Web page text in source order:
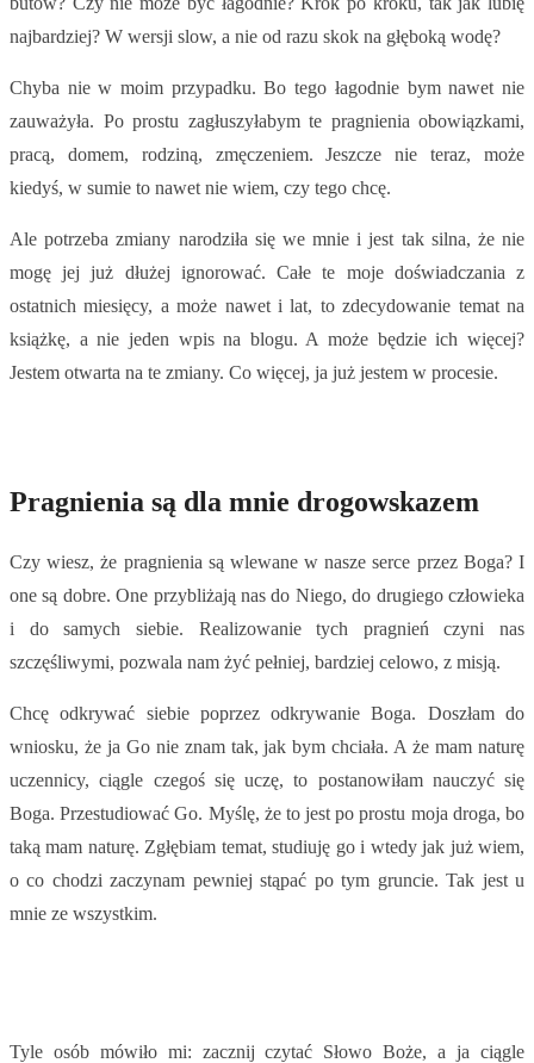
najbardziej? W wersji slow, a nie od razu skok na głęboką wodę?
Chyba nie w moim przypadku. Bo tego łagodnie bym nawet nie
zauważyła. Po prostu zagłuszyłabym te pragnienia obowiązkami,
pracą, domem, rodziną, zmęczeniem. Jeszcze nie teraz, może
kiedyś, w sumie to nawet nie wiem, czy tego chcę.
Ale potrzeba zmiany narodziła się we mnie i jest tak silna, że nie
mogę jej już dłużej ignorować. Całe te moje doświadczania z
ostatnich miesięcy, a może nawet i lat, to zdecydowanie temat na
książkę, a nie jeden wpis na blogu. A może będzie ich więcej?
Jestem otwarta na te zmiany. Co więcej, ja już jestem w procesie.
Pragnienia są dla mnie drogowskazem
Czy wiesz, że pragnienia są wlewane w nasze serce przez Boga? I
one są dobre. One przybliżają nas do Niego, do drugiego człowieka
i do samych siebie. Realizowanie tych pragnień czyni nas
szczęśliwymi, pozwala nam żyć pełniej, bardziej celowo, z misją.
Chcę odkrywać siebie poprzez odkrywanie Boga. Doszłam do
wniosku, że ja Go nie znam tak, jak bym chciała. A że mam naturę
uczennicy, ciągle czegoś się uczę, to postanowiłam nauczyć się
Boga. Przestudiować Go. Myślę, że to jest po prostu moja droga, bo
taką mam naturę. Zgłębiam temat, studiuję go i wtedy jak już wiem,
o co chodzi zaczynam pewniej stąpać po tym gruncie. Tak jest u
mnie ze wszystkim.
Tyle osób mówiło mi: zacznij czytać Słowo Boże, a ja ciągle